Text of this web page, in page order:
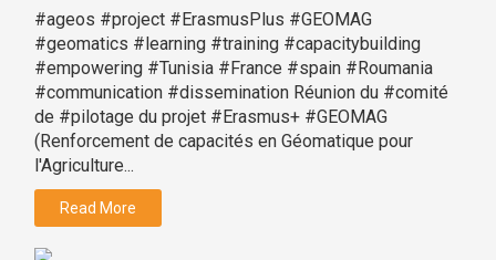
#ageos #project #ErasmusPlus #GEOMAG
#geomatics #learning #training #capacitybuilding
#empowering #Tunisia #France #spain #Roumania
#communication #dissemination Réunion du #comité
de #pilotage du projet #Erasmus+ #GEOMAG
(Renforcement de capacités en Géomatique pour
l'Agriculture...
Read More